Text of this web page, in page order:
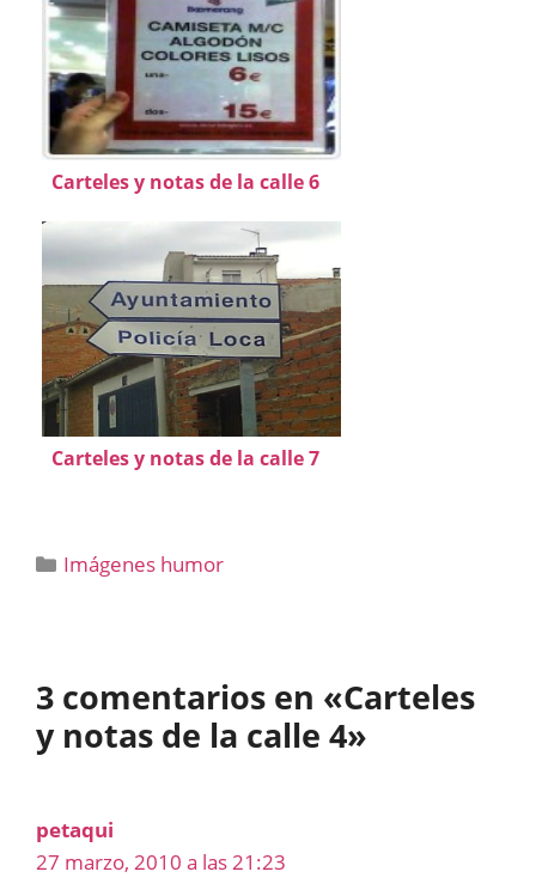
Carteles y notas de la calle 6
Carteles y notas de la calle 7
Categorías
Imágenes humor
3 comentarios en «Carteles
y notas de la calle 4»
petaqui
27 marzo, 2010 a las 21:23